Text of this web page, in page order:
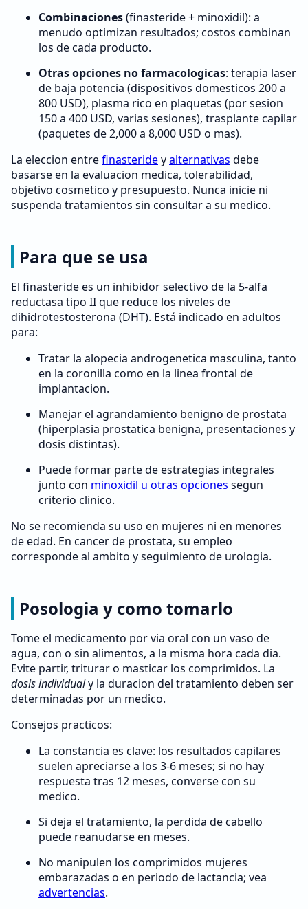
Combinaciones(finasteride + minoxidil): a
menudo optimizan resultados; costos combinan
los de cada producto.
Otras opciones no farmacologicas: terapia laser
de baja potencia (dispositivos domesticos 200 a
800 USD), plasma rico en plaquetas (por sesion
150 a 400 USD, varias sesiones), trasplante capilar
(paquetes de 2,000 a 8,000 USD o mas).
La eleccion entrefinasterideyalternativas debe
basarse en la evaluacion medica, tolerabilidad,
objetivo cosmetico y presupuesto. Nunca inicie ni
suspenda tratamientos sin consultar a su medico.
Para que se usa
El finasteride es un inhibidor selectivo de la 5-alfa
reductasa tipo II que reduce los niveles de
dihidrotestosterona (DHT). Está indicado en adultos
para:
Tratar la alopecia androgenetica masculina, tanto
en la coronilla como en la linea frontal de
implantacion.
Manejar el agrandamiento benigno de prostata
(hiperplasia prostatica benigna, presentaciones y
dosis distintas).
Puede formar parte de estrategias integrales
junto con minoxidil u otras opciones segun
criterio clinico.
No se recomienda su uso en mujeres ni en menores
de edad. En cancer de prostata, su empleo
corresponde al ambito y seguimiento de urologia.
Posologia y como tomarlo
Tome el medicamento por via oral con un vaso de
agua, con o sin alimentos, a la misma hora cada dia.
Evite partir, triturar o masticar los comprimidos. La
dosis individualy la duracion del tratamiento deben ser
determinadas por un medico.
Consejos practicos:
La constancia es clave: los resultados capilares
suelen apreciarse a los 3-6 meses; si no hay
respuesta tras 12 meses, converse con su
medico.
Si deja el tratamiento, la perdida de cabello
puede reanudarse en meses.
No manipulen los comprimidos mujeres
embarazadas o en periodo de lactancia; vea
advertencias.